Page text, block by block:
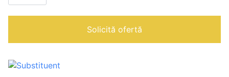
digital
GN
|
Vesta
Solicită ofertă